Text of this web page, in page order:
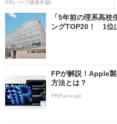
PR(ハーブ健康本舗)
「5年前の理系高
ングTOP20！ 1位
FPが解説！Apple
方法とは？
PR(Fav-Log)